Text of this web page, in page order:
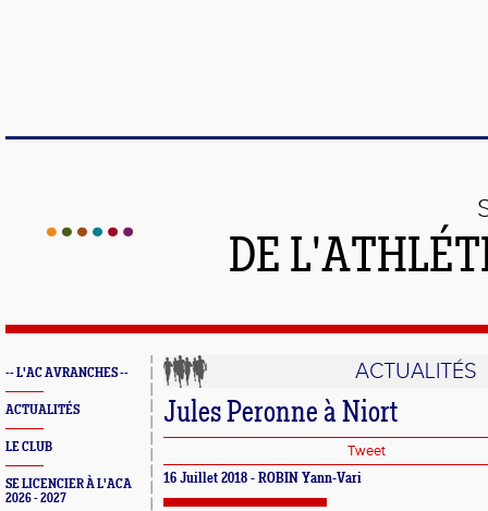
DE
-- L'AC AVRANCHES --
ACTUALITÉS
LE CLUB
SE LICENCIER À L'ACA
2026 - 2027
ACTUALITÉS
Jules Peronne à Niort
Tweet
16 Juillet 2018 - ROBIN Yann-Vari